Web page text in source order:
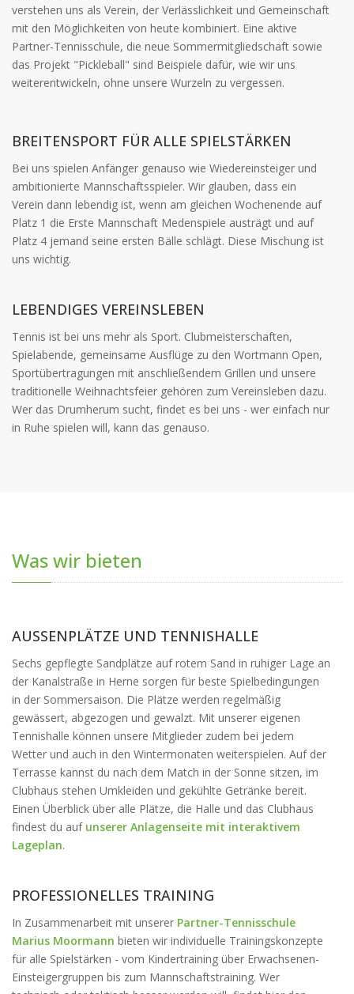
verstehen uns als Verein, der Verlässlichkeit und Gemeinschaft
mit den Möglichkeiten von heute kombiniert. Eine aktive
Partner-Tennisschule, die neue Sommermitgliedschaft sowie
das Projekt "Pickleball" sind Beispiele dafür, wie wir uns
weiterentwickeln, ohne unsere Wurzeln zu vergessen.
BREITENSPORT FÜR ALLE SPIELSTÄRKEN
Bei uns spielen Anfänger genauso wie Wiedereinsteiger und
ambitionierte Mannschaftsspieler. Wir glauben, dass ein
Verein dann lebendig ist, wenn am gleichen Wochenende auf
Platz 1 die Erste Mannschaft Medenspiele austrägt und auf
Platz 4 jemand seine ersten Bälle schlägt. Diese Mischung ist
uns wichtig.
LEBENDIGES VEREINSLEBEN
Tennis ist bei uns mehr als Sport. Clubmeisterschaften,
Spielabende, gemeinsame Ausflüge zu den Wortmann Open,
Sportübertragungen mit anschließendem Grillen und unsere
traditionelle Weihnachtsfeier gehören zum Vereinsleben dazu.
Wer das Drumherum sucht, findet es bei uns - wer einfach nur
in Ruhe spielen will, kann das genauso.
Was wir bieten
AUSSENPLÄTZE UND TENNISHALLE
Sechs gepflegte Sandplätze auf rotem Sand in ruhiger Lage an
der Kanalstraße in Herne sorgen für beste Spielbedingungen
in der Sommersaison. Die Plätze werden regelmäßig
gewässert, abgezogen und gewalzt. Mit unserer eigenen
Tennishalle können unsere Mitglieder zudem bei jedem
Wetter und auch in den Wintermonaten weiterspielen. Auf der
Terrasse kannst du nach dem Match in der Sonne sitzen, im
Clubhaus stehen Umkleiden und gekühlte Getränke bereit.
Einen Überblick über alle Plätze, die Halle und das Clubhaus
findest du auf unserer Anlagenseite mit interaktivem
Lageplan.
PROFESSIONELLES TRAINING
In Zusammenarbeit mit unserer Partner-Tennisschule
Marius Moormann bieten wir individuelle Trainingskonzepte
für alle Spielstärken - vom Kindertraining über Erwachsenen-
Einsteigergruppen bis zum Mannschaftstraining. Wer